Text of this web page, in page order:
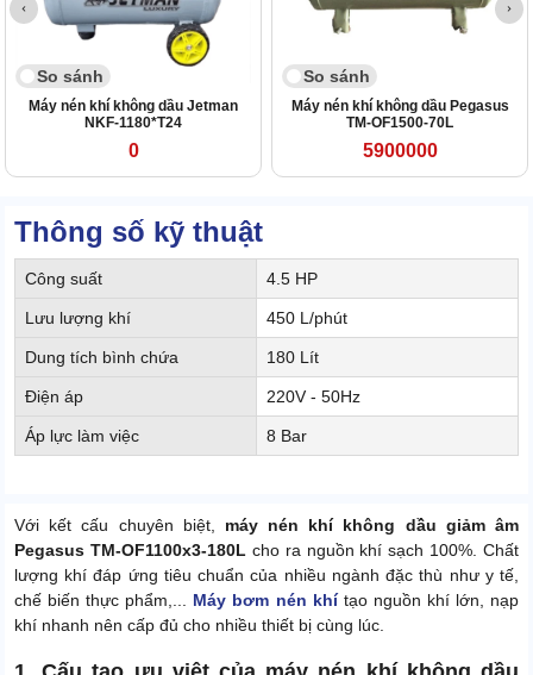
So sánh
Máy nén khí không dầu Jetman
NKF-1180*T24
0
So sánh
Máy nén khí không dầu Pegasus
TM-OF1500-70L
5900000
Thông số kỹ thuật
Công suất 4.5 HP
Lưu lượng khí 450 L/phút
Dung tích bình chứa 180 Lít
Điện áp 220V - 50Hz
Áp lực làm việc 8 Bar
Với kết cấu chuyên biệt, máy nén khí không dầu giảm âm
Pegasus TM-OF1100x3-180L cho ra nguồn khí sạch 100%. Chất
lượng khí đáp ứng tiêu chuẩn của nhiều ngành đặc thù như y tế,
chế biến thực phẩm,... Máy bơm nén khítạo nguồn khí lớn, nạp
khí nhanh nên cấp đủ cho nhiều thiết bị cùng lúc.